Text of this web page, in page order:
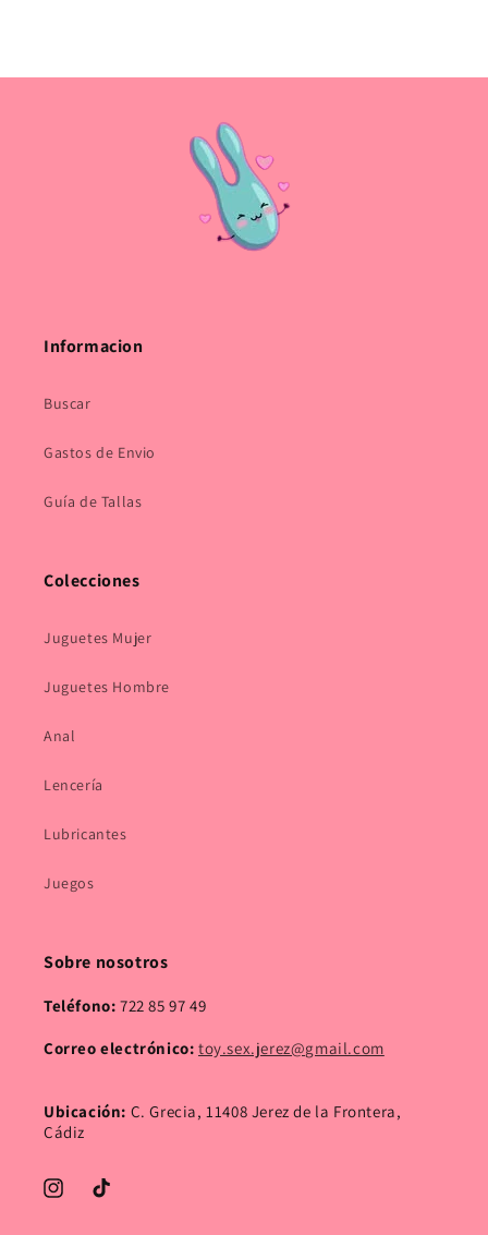
Informacion
Buscar
Gastos de Envio
Guía de Tallas
Colecciones
Juguetes Mujer
Juguetes Hombre
Anal
Lencería
Lubricantes
Juegos
Sobre nosotros
Teléfono: 722 85 97 49
Correo electrónico: toy.sex.jerez@gmail.com
Ubicación: C. Grecia, 11408 Jerez de la Frontera,
Cádiz
InstagramTikTok